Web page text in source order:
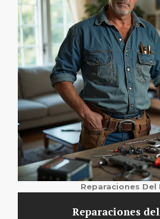
Reparaciones Del
Reparaciones